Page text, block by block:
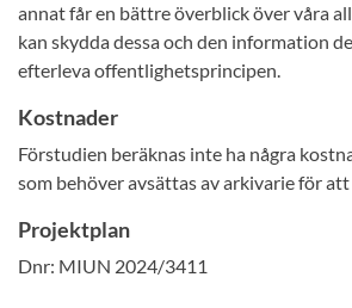
annat får en bättre överblick över våra
kan skydda dessa och den information
efterleva offentlighetsprincipen.
Kostnader
Förstudien beräknas inte ha några
som behöver avsättas av arkivarie för
Projektplan
Dnr: MIUN 2024/3411